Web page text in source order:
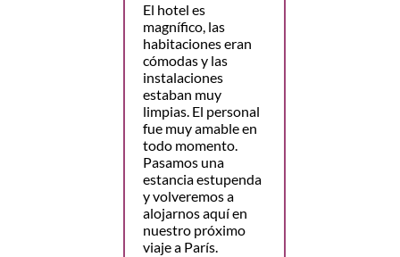
El hotel es
magnífico, las
habitaciones eran
cómodas y las
instalaciones
estaban muy
limpias. El personal
fue muy amable en
todo momento.
Pasamos una
estancia estupenda
y volveremos a
alojarnos aquí en
nuestro próximo
viaje a París.